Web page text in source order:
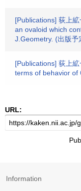
[Publications] 荻上
an ovaloid which
J.Geometry. (出版予
[Publications] 荻上
terms of behavior of
URL:
Information